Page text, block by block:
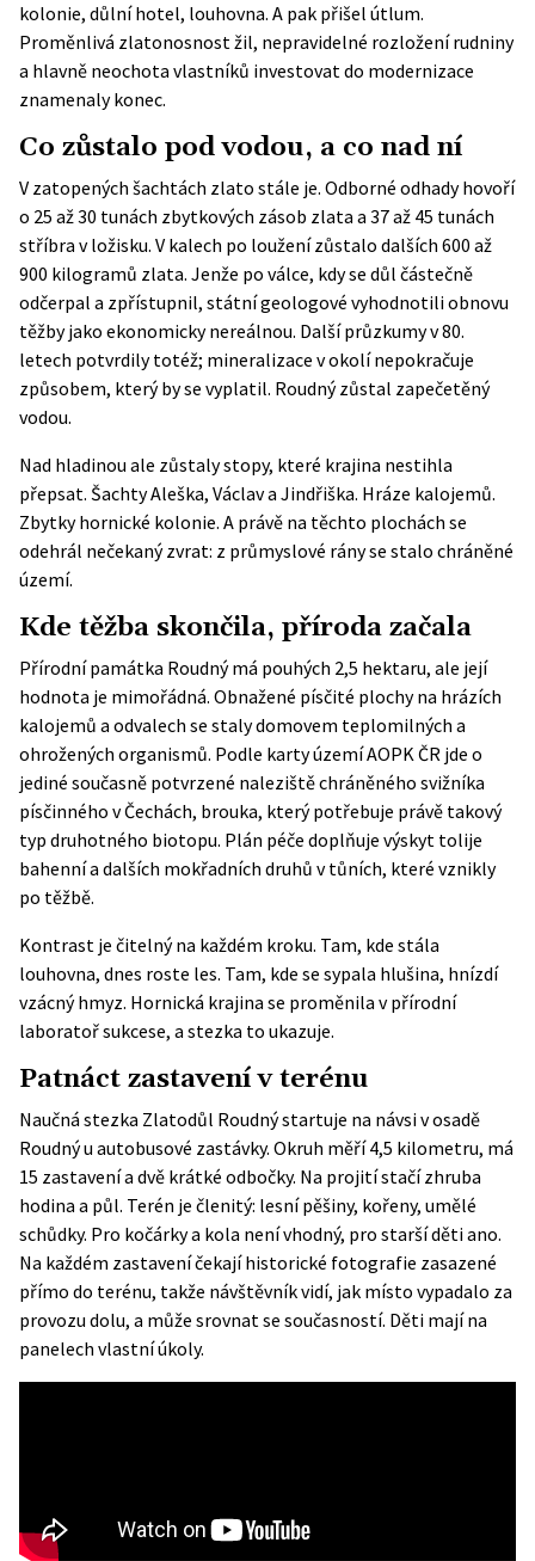
kolonie, důlní hotel, louhovna. A pak přišel útlum.
Proměnlivá zlatonosnost žil, nepravidelné rozložení rudniny
a hlavně neochota vlastníků investovat do modernizace
znamenaly konec.
Co zůstalo pod vodou, a co nad ní
V zatopených šachtách zlato stále je. Odborné odhady hovoří
o 25 až 30 tunách zbytkových zásob zlata a 37 až 45 tunách
stříbra v ložisku. V kalech po loužení zůstalo dalších 600 až
900 kilogramů zlata. Jenže po válce, kdy se důl částečně
odčerpal a zpřístupnil, státní geologové vyhodnotili obnovu
těžby jako ekonomicky nereálnou. Další průzkumy v 80.
letech potvrdily totéž; mineralizace v okolí nepokračuje
způsobem, který by se vyplatil. Roudný zůstal zapečetěný
vodou.
Nad hladinou ale zůstaly stopy, které krajina nestihla
přepsat. Šachty Aleška, Václav a Jindřiška. Hráze kalojemů.
Zbytky hornické kolonie. A právě na těchto plochách se
odehrál nečekaný zvrat: z průmyslové rány se stalo chráněné
území.
Kde těžba skončila, příroda začala
Přírodní památka Roudný má pouhých 2,5 hektaru, ale její
hodnota je mimořádná. Obnažené písčité plochy na hrázích
kalojemů a odvalech se staly domovem teplomilných a
ohrožených organismů. Podle karty území AOPK ČR jde o
jediné současně potvrzené naleziště chráněného svižníka
písčinného v Čechách, brouka, který potřebuje právě takový
typ druhotného biotopu. Plán péče doplňuje výskyt tolije
bahenní a dalších mokřadních druhů v tůních, které vznikly
po těžbě.
Kontrast je čitelný na každém kroku. Tam, kde stála
louhovna, dnes roste les. Tam, kde se sypala hlušina, hnízdí
vzácný hmyz. Hornická krajina se proměnila v přírodní
laboratoř sukcese, a stezka to ukazuje.
Patnáct zastavení v terénu
Naučná stezka Zlatodůl Roudný startuje na návsi v osadě
Roudný u autobusové zastávky. Okruh měří 4,5 kilometru, má
15 zastavení a dvě krátké odbočky. Na projití stačí zhruba
hodina a půl. Terén je členitý: lesní pěšiny, kořeny, umělé
schůdky. Pro kočárky a kola není vhodný, pro starší děti ano.
Na každém zastavení čekají historické fotografie zasazené
přímo do terénu, takže návštěvník vidí, jak místo vypadalo za
provozu dolu, a může srovnat se současností. Děti mají na
panelech vlastní úkoly.